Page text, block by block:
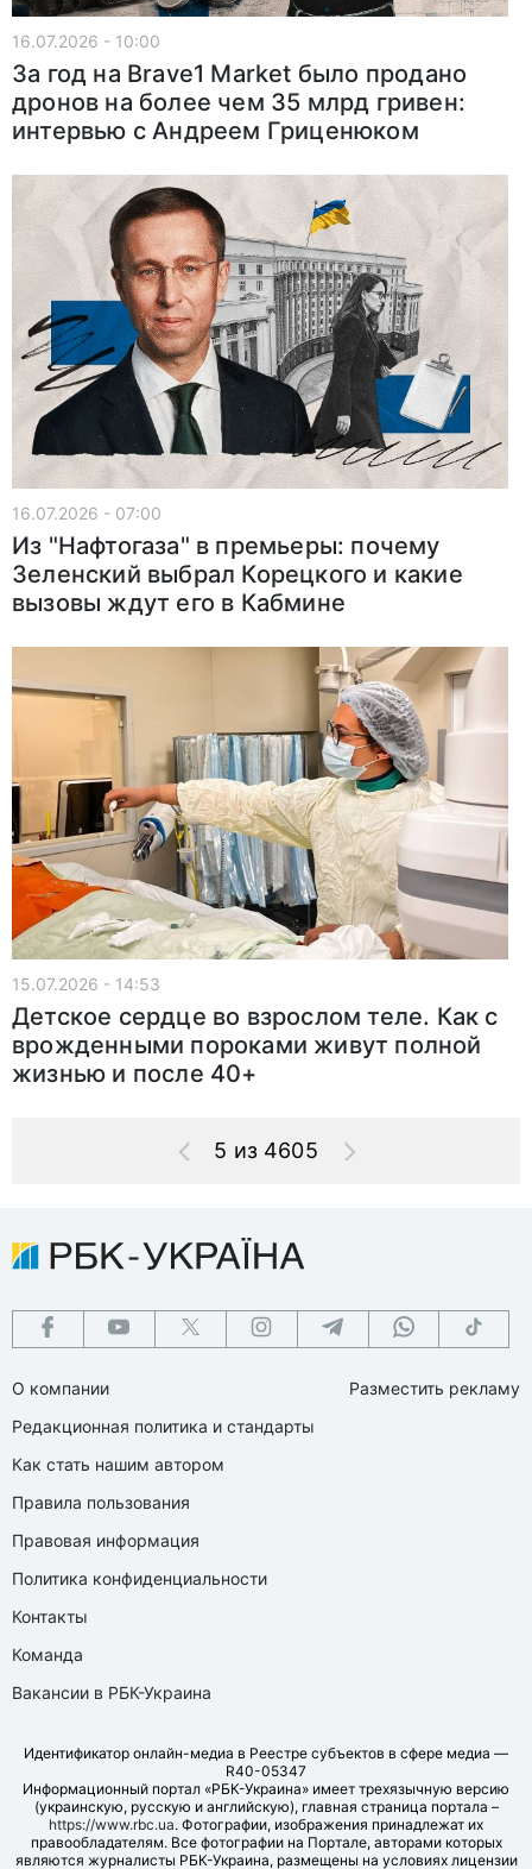
16.07.2026 - 10:00
За год на Brave1 Market было продано
дронов на более чем 35 млрд гривен:
интервью с Андреем Гриценюком
16.07.2026 - 07:00
Из "Нафтогаза" в премьеры: почему
Зеленский выбрал Корецкого и какие
вызовы ждут его в Кабмине
15.07.2026 - 14:53
Детское сердце во взрослом теле. Как с
врожденными пороками живут полной
жизнью и после 40+
5 из 4605
О компании
Редакционная политика и стандарты
Как стать нашим автором
Правила пользования
Правовая информация
Политика конфиденциальности
Контакты
Команда
Вакансии в РБК-Украина
Разместить рекламу
Идентификатор онлайн-медиа в Реестре субъектов в сфере медиа —
R40-05347
Информационный портал «РБК-Украина» имеет трехязычную версию
(украинскую, русскую и английскую), главная страница портала –
https://www.rbc.ua. Фотографии, изображения принадлежат их
правообладателям. Все фотографии на Портале, авторами которых
являются журналисты РБК-Украина, размещены на условиях лицензии